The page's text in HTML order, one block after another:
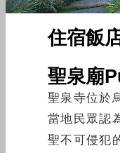
住宿飯
聖泉廟
聖泉寺位於
當地民眾認
聖不可侵犯